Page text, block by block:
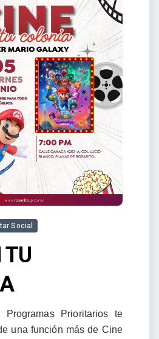
Social
TU
Prioritarios te
una función más de Cine